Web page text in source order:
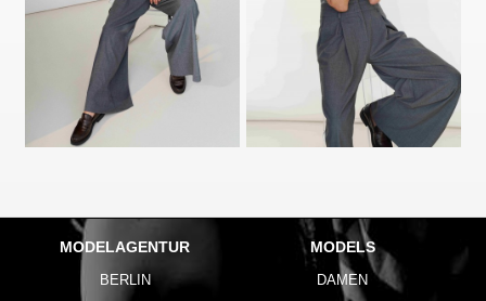
MODELAGENTUR
BERLIN
MODELS
DAMEN